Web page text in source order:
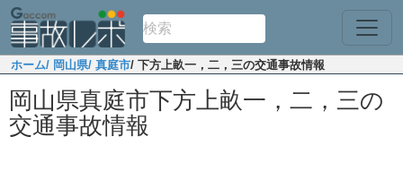
ホーム/ 岡山県/ 真庭市/ 下方上畝一，二，三の交通事故情報
岡山県真庭市下方上畝一，二，三の
交通事故情報